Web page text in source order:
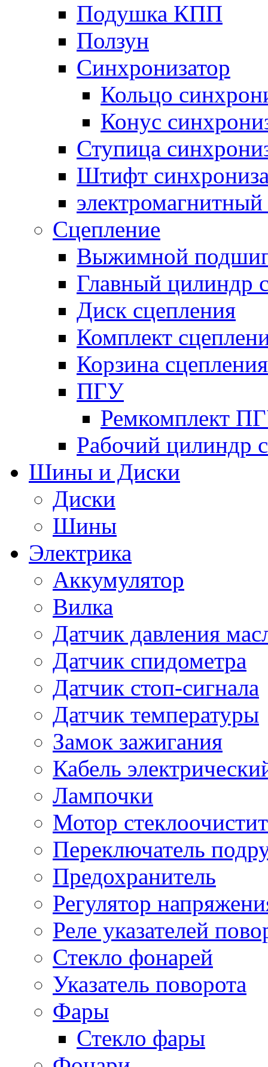
Подушка КПП
Ползун
Синхронизатор
Кольцо
Конус
Ступица
Штифт
электромагнитный
Сцепление
Выжимной
Главный цилиндр
Диск сцепления
Комплект
Корзина сцепления
ПГУ
Ремкомплект
Рабочий цилиндр
Шины и Диски
Диски
Шины
Электрика
Аккумулятор
Вилка
Датчик давления
Датчик спидометра
Датчик стоп-сигнала
Датчик температуры
Замок зажигания
Кабель
Лампочки
Мотор
Переключатель
Предохранитель
Регулятор
Реле указателей
Стекло фонарей
Указатель поворота
Фары
Стекло фары